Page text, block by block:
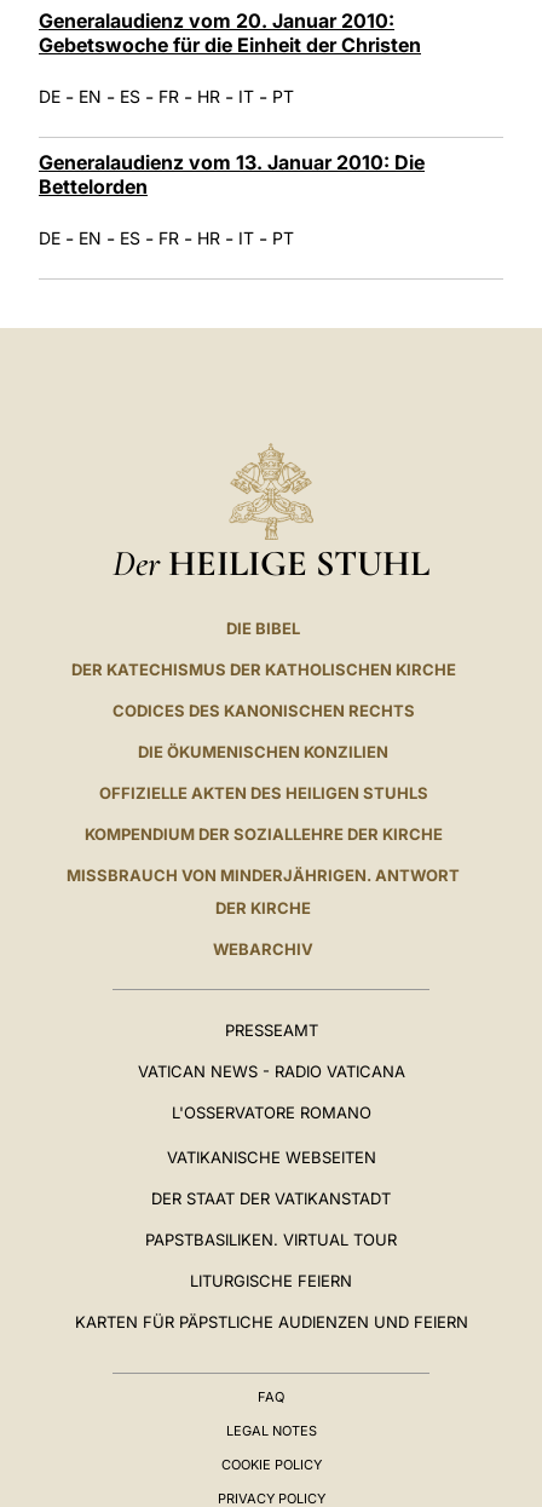
Generalaudienz vom 20. Januar 2010:
Gebetswoche für die Einheit der Christen
DE - EN - ES - FR - HR - IT - PT
Generalaudienz vom 13. Januar 2010: Die
Bettelorden
DE - EN - ES - FR - HR - IT - PT
Der HEILIGE STUHL
DIE BIBEL
DER KATECHISMUS DER KATHOLISCHEN KIRCHE
CODICES DES KANONISCHEN RECHTS
DIE ÖKUMENISCHEN KONZILIEN
OFFIZIELLE AKTEN DES HEILIGEN STUHLS
KOMPENDIUM DER SOZIALLEHRE DER KIRCHE
MISSBRAUCH VON MINDERJÄHRIGEN. ANTWORT
DER KIRCHE
WEBARCHIV
PRESSEAMT
VATICAN NEWS - RADIO VATICANA
L'OSSERVATORE ROMANO
VATIKANISCHE WEBSEITEN
DER STAAT DER VATIKANSTADT
PAPSTBASILIKEN. VIRTUAL TOUR
LITURGISCHE FEIERN
KARTEN FÜR PÄPSTLICHE AUDIENZEN UND FEIERN
FAQ
LEGAL NOTES
COOKIE POLICY
PRIVACY POLICY